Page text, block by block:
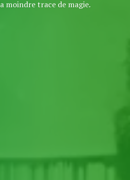
moindre trace de magie.